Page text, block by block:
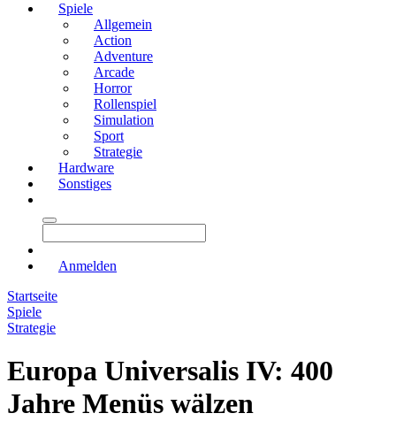
Spiele
Allgemein
Action
Adventure
Arcade
Horror
Rollenspiel
Simulation
Sport
Strategie
Hardware
Sonstiges
Anmelden
Startseite
Spiele
Strategie
Europa Universalis IV: 400
Jahre Menüs wälzen